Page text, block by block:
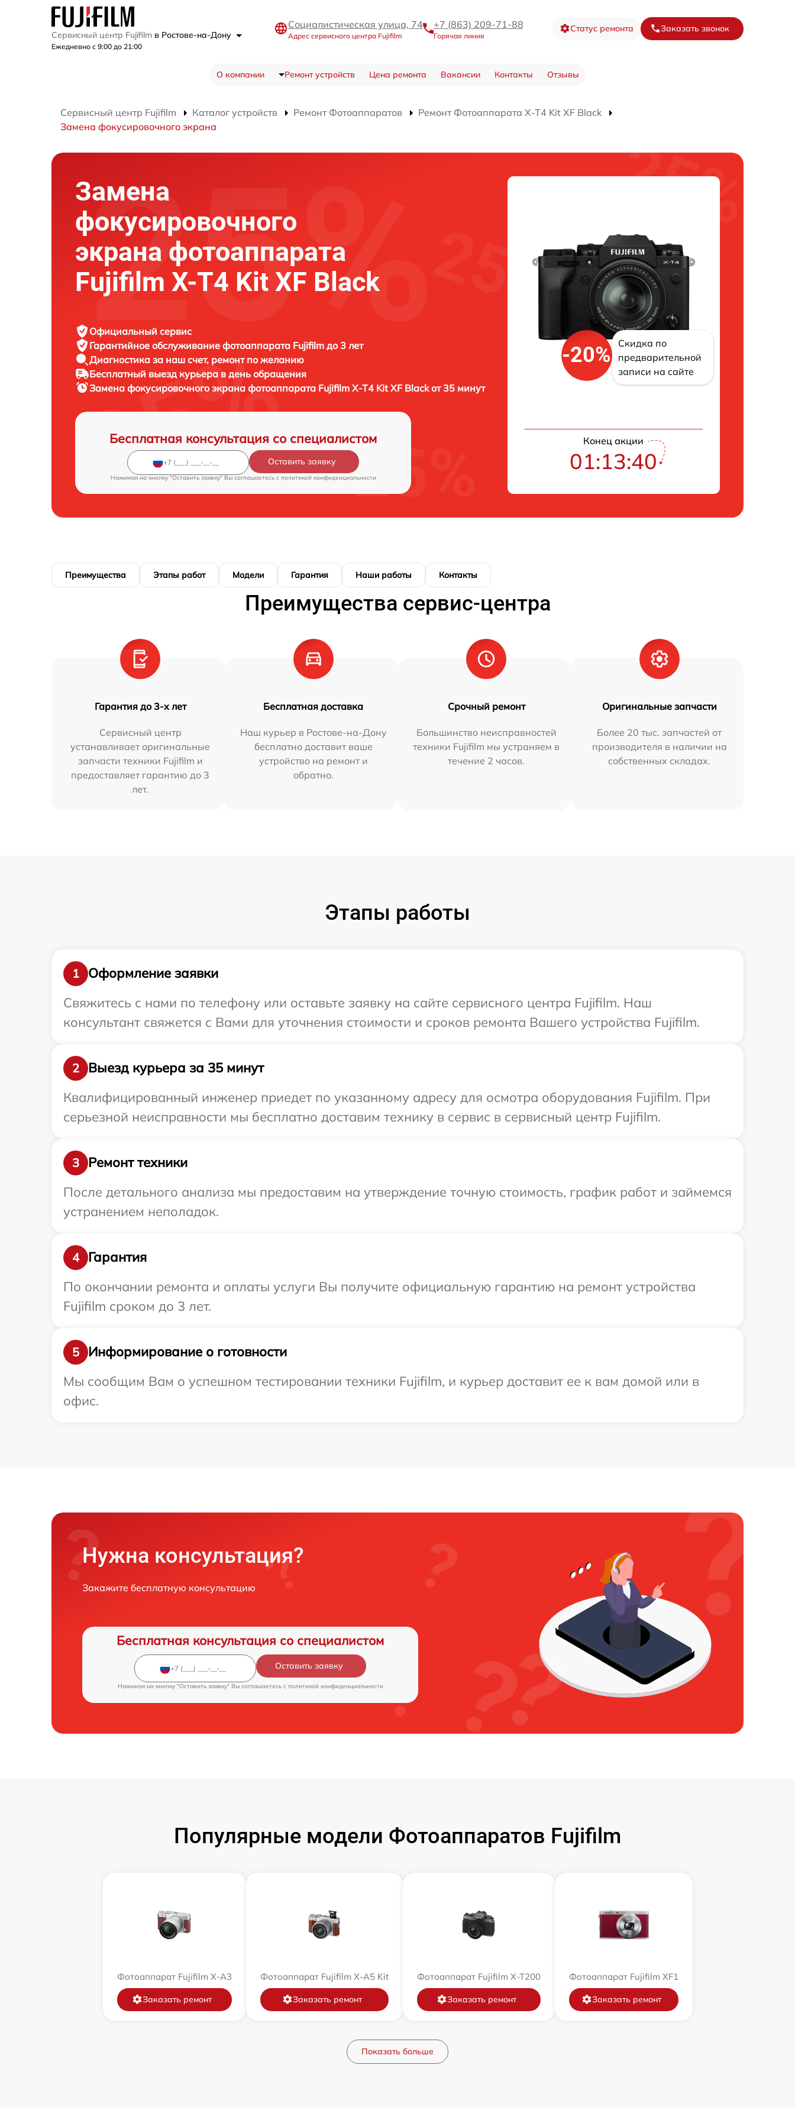
Сервисный центр Fujifilm в Ростове-на-Дону
Ежедневно с 9:00 до 21:00
Социалистическая улица, 74
Адрес сервисного центра Fujifilm
+7 (863) 209-71-88
Горячая линия
Статус ремонта Заказать звонок
О компании Ремонт устройств Цена ремонта Вакансии Контакты Отзывы
Сервисный центр Fujifilm Каталог устройств Ремонт Фотоаппаратов
Ремонт Фотоаппарата X-T4 Kit XF Black
Замена фокусировочного экрана
Замена
фокусировочного
экрана фотоаппарата
Fujifilm X-T4 Kit XF Black
Официальный сервис
Гарантийное обслуживание фотоаппарата Fujifilm до 3 лет
Диагностика за наш счет, ремонт по желанию
Бесплатный выезд курьера в день обращения
Замена фокусировочного экрана фотоаппарата Fujifilm X-T4 Kit XF Black от 35 минут
Бесплатная консультация со специалистом
Оставить заявку
Нажимая на кнопку "Оставить заявку" Вы соглашаетесь c политикой конфиденциальности
-20%
Скидка по
предварительной
записи на сайте
Конец акции
01:13:39
Преимущества Этапы работ Модели Гарантия Наши работы Контакты
Преимущества сервис-центра
Гарантия до 3-х лет
Сервисный центр
устанавливает оригинальные
запчасти техники Fujifilm и
предоставляет гарантию до 3
лет.
Бесплатная доставка
Наш курьер в Ростове-на-Дону
бесплатно доставит ваше
устройство на ремонт и
обратно.
Срочный ремонт
Большинство неисправностей
техники Fujifilm мы устраняем в
течение 2 часов.
Оригинальные запчасти
Более 20 тыс. запчастей от
производителя в наличии на
собственных складах.
Этапы работы
1
Оформление заявки
Свяжитесь с нами по телефону или оставьте заявку на сайте сервисного центра Fujifilm. Наш
консультант свяжется с Вами для уточнения стоимости и сроков ремонта Вашего устройства Fujifilm.
2
Выезд курьера за 35 минут
Квалифицированный инженер приедет по указанному адресу для осмотра оборудования Fujifilm. При
серьезной неисправности мы бесплатно доставим технику в сервис в сервисный центр Fujifilm.
3
Ремонт техники
После детального анализа мы предоставим на утверждение точную стоимость, график работ и займемся
устранением неполадок.
4
Гарантия
По окончании ремонта и оплаты услуги Вы получите официальную гарантию на ремонт устройства
Fujifilm сроком до 3 лет.
5
Информирование о готовности
Мы сообщим Вам о успешном тестировании техники Fujifilm, и курьер доставит ее к вам домой или в
офис.
Нужна консультация?
Закажите бесплатную консультацию
Бесплатная консультация со специалистом
Оставить заявку
Нажимая на кнопку "Оставить заявку" Вы соглашаетесь c политикой конфиденциальности
Популярные модели Фотоаппаратов Fujifilm
Фотоаппарат Fujifilm X-A3
Заказать ремонт
Фотоаппарат Fujifilm X-A5 Kit
Заказать ремонт
Фотоаппарат Fujifilm X-T200
Заказать ремонт
Фотоаппарат Fujifilm XF1
Заказать ремонт
Показать больше